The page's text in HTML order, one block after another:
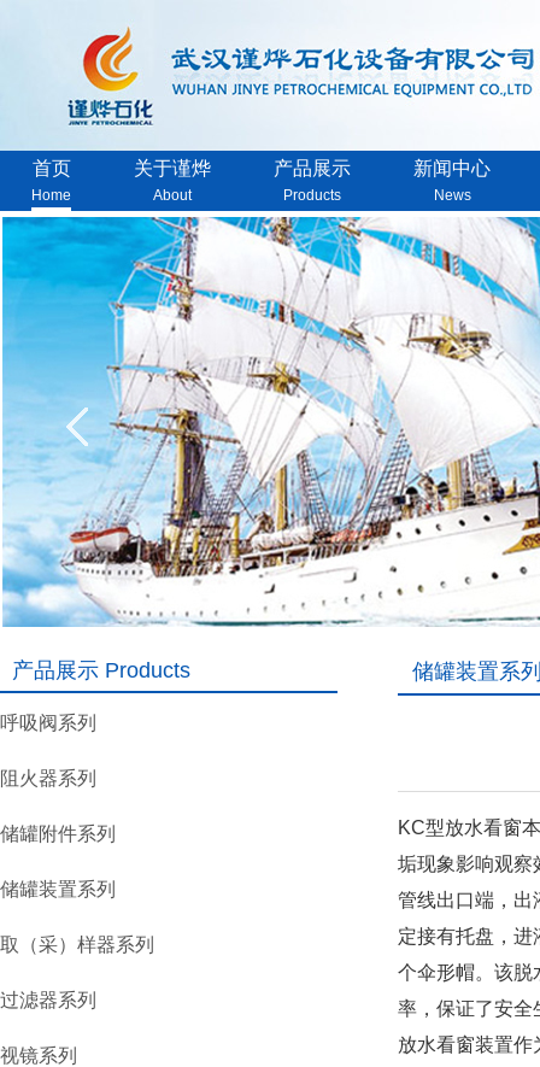
首页
Home
关于谨烨
About
产品展示
Products
新闻中心
News
产品展示 Products
呼吸阀系列
阻火器系列
储罐附件系列
储罐装置系列
取（采）样器系列
过滤器系列
视镜系列
储罐装置系
KC型放水看窗
垢现象影响观察
管线出口端，出
定接有托盘，
个伞形帽。该脱
率，保证了安全
放水看窗装置